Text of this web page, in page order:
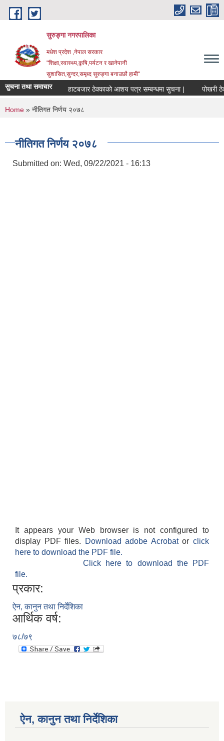
Skip to main content
सुरुङ्‍गा नगरपालिका
मधेश प्रदेश ,नेपाल सरकार
"शिक्षा,स्वास्थ्य,कृषि,पर्यटन र खानेपानी
सुशासित,सुन्दर,समृध्द सुरुङ्गा बनाउछौ हामी"
सुचना तथा समाचार हाटबजार ठेक्काको आशय पत्र सम्बन्धमा सुचना | पोखरी
You are here
Home » नीतिगत निर्णय २०७८
नीतिगत निर्णय २०७८
Submitted on: Wed, 09/22/2021 - 16:13
It appears your Web browser is not configured to
display PDF files.
Download adobe Acrobatorclick
here to download the PDF file.
Click here to download the PDF
file.
प्रकार:
ऐन, कानुन तथा निर्देशिका
आर्थिक वर्ष:
७८/७९
ऐन, कानुन तथा निर्देशिका